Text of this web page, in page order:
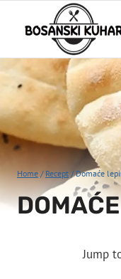
Home / Recept / Domaće
Jump